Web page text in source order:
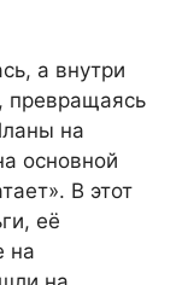
а внутри
превращаясь
на
основной
В этот
её
на